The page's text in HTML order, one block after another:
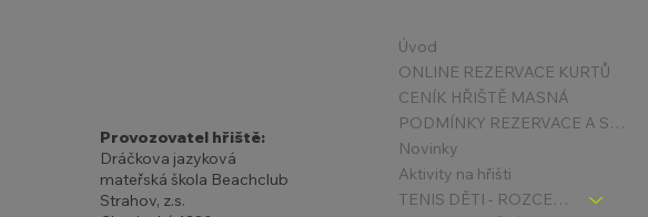
Provozovatel hřiště:
Dráčkova jazyková
mateřská škola Beachclub
Strahov, z.s.
Úvod
ONLINE REZERVACE KURTŮ
CENÍK HŘIŠTĚ MASNÁ
PODMÍNKY REZERVACE A STORNA
Novinky
Aktivity na hřišti
TENIS DĚTI - ROZCESTNÍK